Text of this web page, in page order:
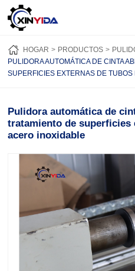
HOGAR
PRODUCTOS
VIDEO
CASOS
NOTICIAS
SOBRE NOSOTROS
CONTÁCTENOS
HOGAR PRODUCTOS
PULIDORA AUTOMÁTICA DE CINTA
SUPERFICIES EXTERNAS DE
Pulidora automática de
tratamiento de superficies
acero inoxidable